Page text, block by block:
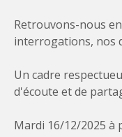
Retrouvons-nous
interrogations, nos
Un cadre
d'écoute et de
Mardi 16/12/2025 à